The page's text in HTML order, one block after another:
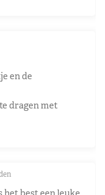
en de
dragen met
het best een leuke